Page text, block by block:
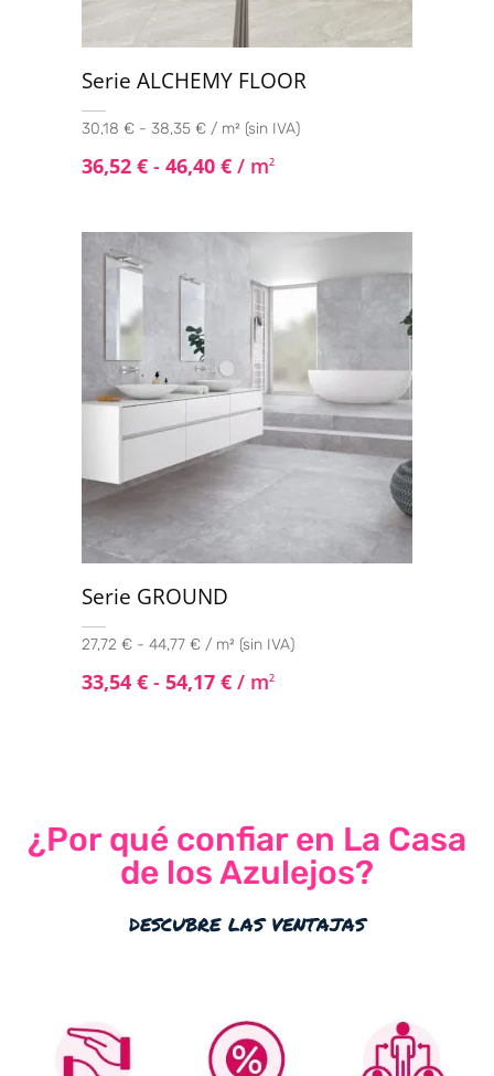
Serie ALCHEMY FLOOR
30,18 € - 38,35 € / m² (sin IVA)
36,52 € - 46,40 € / m2
Serie GROUND
27,72 € - 44,77 € / m² (sin IVA)
33,54 € - 54,17 € / m2
¿Por qué confiar en La Casa
de los Azulejos?
descubre las ventajas